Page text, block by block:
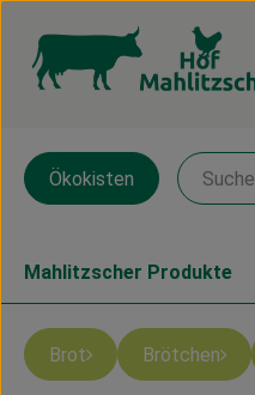
Ökokisten
Mahlitzscher Produkte
Brot Brötchen